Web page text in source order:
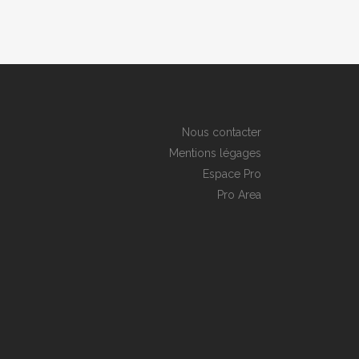
Nous contacter
Mentions légages
Espace Pro
Pro Area